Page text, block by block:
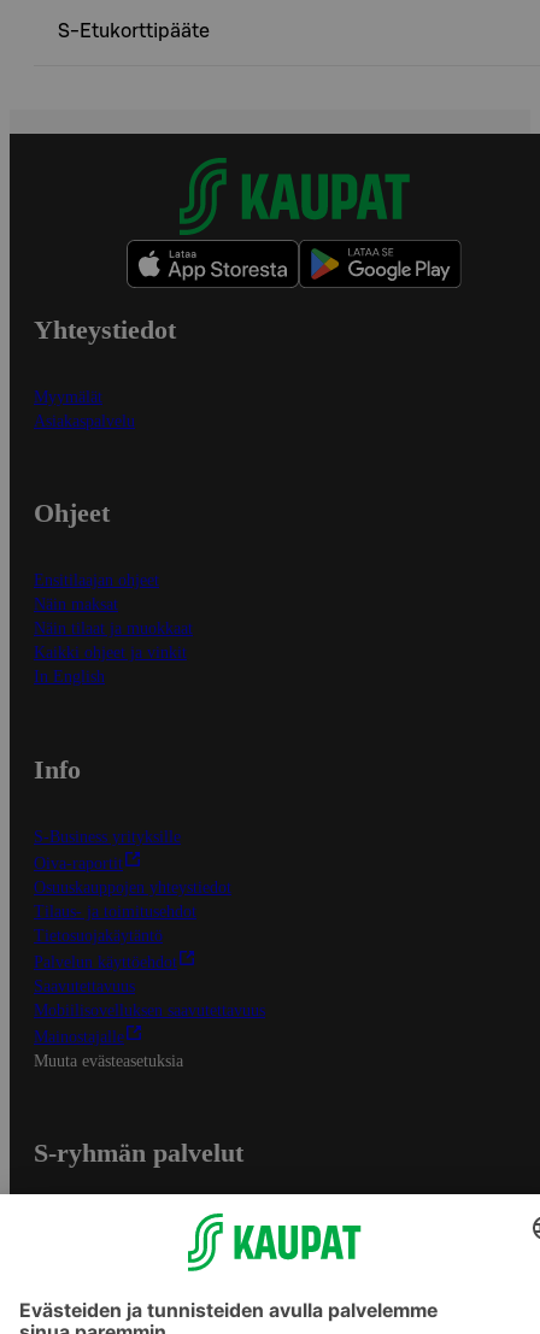
S-Etukorttipääte
Yhteystiedot
Myymälät
Asiakaspalvelu
Ohjeet
Ensitilaajan ohjeet
Näin maksat
Näin tilaat ja muokkaat
Kaikki ohjeet ja vinkit
In English
Info
S-Business yrityksille
Oiva-raportit
Osuuskauppojen yhteystiedot
Tilaus- ja toimitusehdot
Tietosuojakäytäntö
Palvelun käyttöehdot
Saavutettavuus
Mobiilisovelluksen saavutettavuus
Mainostajalle
Muuta evästeasetuksia
S-ryhmän palvelut
Yhteishyvä Ruoka -sovellus
S-ostoslista -sovellus
Prisma.fi